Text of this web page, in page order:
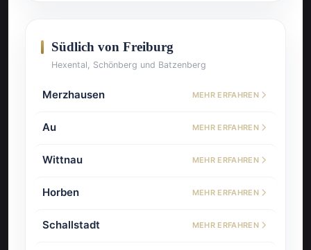
Südlich von Freiburg
Hexental, Schönberg und Batzenberg
Merzhausen MEHR ERFAHREN
Au MEHR ERFAHREN
Wittnau MEHR ERFAHREN
Horben MEHR ERFAHREN
Schallstadt MEHR ERFAHREN